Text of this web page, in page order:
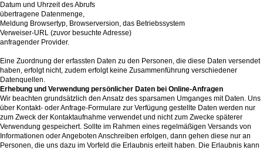
Datum und Uhrzeit des Abrufs
übertragene Datenmenge,
Meldung Browsertyp, Browserversion, das Betriebssystem
Verweiser-URL (zuvor besuchte Adresse)
anfragender Provider.
Eine Zuordnung der erfassten Daten zu den Personen, die diese Daten versendet
haben, erfolgt nicht, zudem erfolgt keine Zusammenführung verschiedener
Datenquellen.
Erhebung und Verwendung persönlicher Daten bei Online-Anfragen
Wir beachten grundsätzlich den Ansatz des sparsamen Umganges mit Daten. Uns
über Kontakt- oder Anfrage-Formulare zur Verfügung gestellte Daten werden nur
zum Zweck der Kontaktaufnahme verwendet und nicht zum Zwecke späterer
Verwendung gespeichert. Sollte im Rahmen eines regelmäßigen Versands von
Informationen oder Angeboten Anschreiben erfolgen, dann gehen diese nur an
Personen, die uns dazu im Vorfeld die Erlaubnis erteilt haben. Die Erlaubnis kann